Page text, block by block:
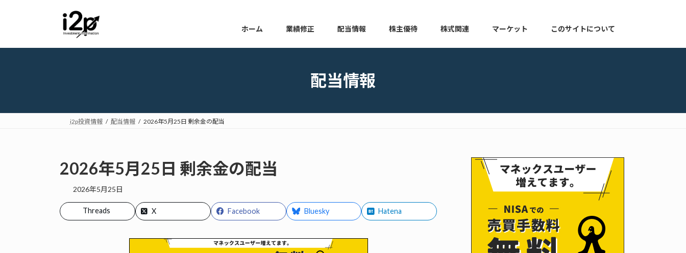
プ
動
ホーム 業績修正 配当情報 株主優待 株式関連 マーケット このサイトについて
配当情報
i2p投資情報 配当情報 2026年5月25日 剰余金の配当
2026年5月25日 剰余金の配当
2026年5月25日
Facebook
X Bluesky
Threads Hatena